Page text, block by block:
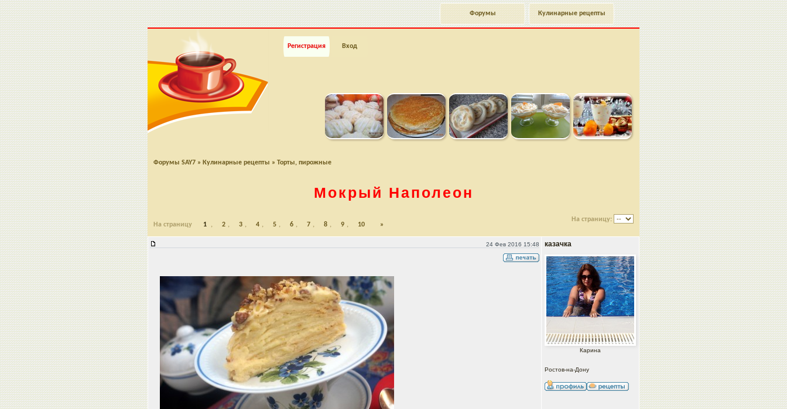
Кулинарные рецепты
Форумы
Регистрация Вход
Форумы SAY7 » Кулинарные рецепты » Торты, пирожные
Мокрый Наполеон
На страницу:
На страницу 1 , 2 , 3 , 4 , 5 , 6 , 7 , 8 , 9 , 10 »
24 Фев 2016 15:48 казачка
Карина
Ростов-на-Дону